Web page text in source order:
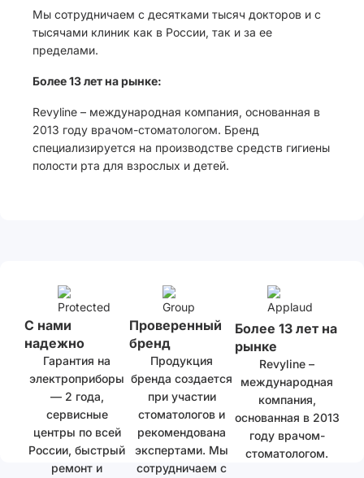
Мы сотрудничаем с десятками тысяч докторов и с
тысячами клиник как в России, так и за ее
пределами.
Более 13 лет на рынке:
Revyline – международная компания, основанная в
2013 году врачом-стоматологом. Бренд
специализируется на производстве средств гигиены
полости рта для взрослых и детей.
С нами
надежно
Гарантия на
электроприборы
— 2 года,
сервисные
центры по всей
России, быстрый
ремонт и
Проверенный
бренд
Продукция
бренда создается
при участии
стоматологов и
рекомендована
экспертами. Мы
сотрудничаем с
Более 13 лет на
рынке
Revyline –
международная
компания,
основанная в 2013
году врачом-
стоматологом.